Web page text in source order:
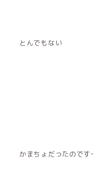
とんでもない
かまちょだったのです